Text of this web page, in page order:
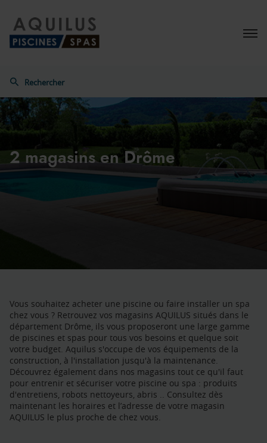
Menu
Rechercher
Aquilus
2 magasinsen Drôme
Vous souhaitez acheter une piscine ou faire installer un spa
chez vous ? Retrouvez vos magasins AQUILUS situés dans le
département Drôme, ils vous proposeront une large gamme
de piscines et spas pour tous vos besoins et quelque soit
votre budget. Aquilus s'occupe de vos équipements de la
construction, à l'installation jusqu'à la maintenance.
Découvrez également dans nos magasins tout ce qu'il faut
pour entrenir et sécuriser votre piscine ou spa : produits
d'entretiens, robots nettoyeurs, abris .. Consultez dès
maintenant les horaires et l’adresse de votre magasin
AQUILUS le plus proche de chez vous.